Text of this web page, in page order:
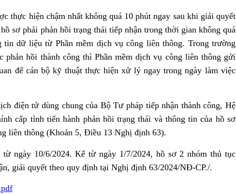
thực hiện chậm nhất không quá 10 phút ngay sau khi giải quyết
sơ phải phản hồi trạng thái tiếp nhận trong thời gian không quá
dữ liệu từ Phần mềm dịch vụ công liên thông. Trong trường
phản hồi thành công thì Phần mềm dịch vụ công liên thông gửi
để cán bộ kỹ thuật thực hiện xử lý ngay trong ngày làm việc
điện tử dùng chung của Bộ Tư pháp tiếp nhận thành công, Hệ
cấp tỉnh tiến hành phản hồi trạng thái và thông tin của hồ sơ
liên thông (Khoản 5, Điều 13 Nghị định 63).
ngày 10/6/2024. Kể từ ngày 1/7/2024, hồ sơ 2 nhóm thủ tục
giải quyết theo quy định tại Nghị định 63/2024/NĐ-CP./.